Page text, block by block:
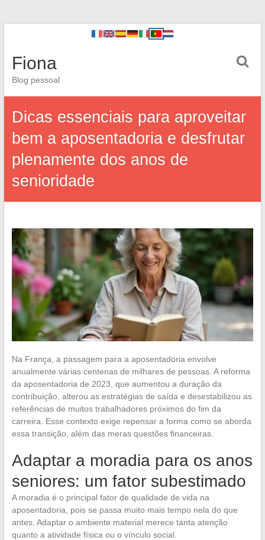
Fiona
Blog pessoal
Dicas essenciais para aproveitar
bem a aposentadoria e desfrutar
plenamente dos anos de
senioridade
Na França, a passagem para a aposentadoria envolve
anualmente várias centenas de milhares de pessoas. A reforma
da aposentadoria de 2023, que aumentou a duração da
contribuição, alterou as estratégias de saída e desestabilizou as
referências de muitos trabalhadores próximos do fim da
carreira. Esse contexto exige repensar a forma como se aborda
essa transição, além das meras questões financeiras.
Adaptar a moradia para os anos
seniores: um fator subestimado
A moradia é o principal fator de qualidade de vida na
aposentadoria, pois se passa muito mais tempo nela do que
antes. Adaptar o ambiente material merece tanta atenção
quanto a atividade física ou o vínculo social.